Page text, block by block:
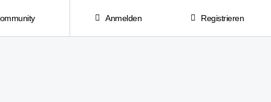
Anmelden Registrieren